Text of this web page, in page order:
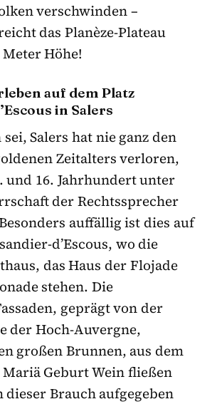
verschwinden –
das Planèze-Plateau
Höhe!
auf dem Platz
in Salers
Salers hat nie ganz den
Zeitalters verloren,
und 16. Jahrhundert unter
der Rechtssprecher
auffällig ist dies auf
d’Escous, wo die
das Haus der Flojade
stehen. Die
geprägt von der
der Hoch-Auvergne,
großen Brunnen, aus dem
Geburt Wein fließen
dieser Brauch aufgegeben